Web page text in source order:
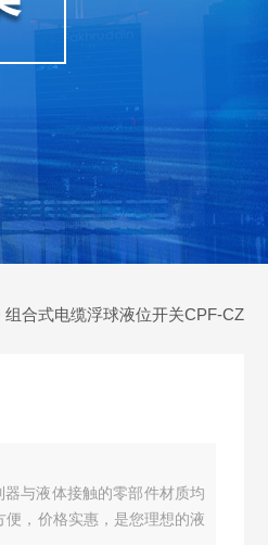
组合式电缆浮球液位开关CPF-CZ
与液体接触的零部件材质均
，价格实惠，是您理想的液